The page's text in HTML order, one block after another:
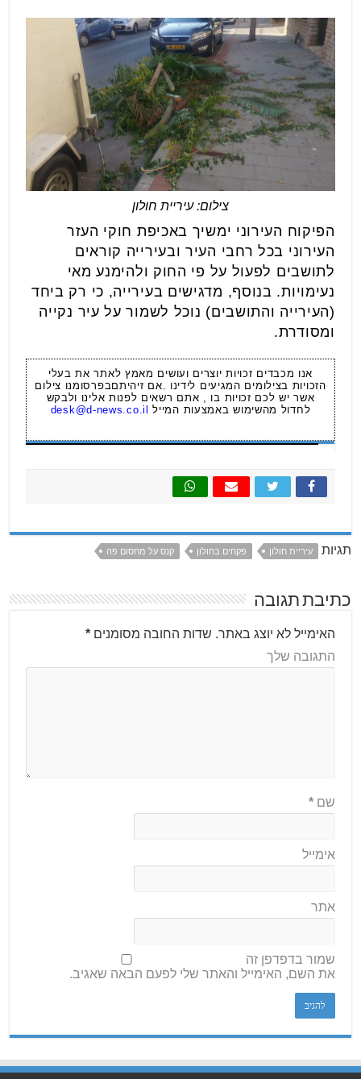
צילום: עיריית חולון
הפיקוח העירוני ימשיך באכיפת חוקי העזר
העירוני בכל רחבי העיר ובעירייה קוראים
לתושבים לפעול על פי החוק ולהימנע מאי
נעימויות. בנוסף, מדגישים בעירייה, כי רק ביחד
(העירייה והתושבים) נוכל לשמור על עיר נקייה
ומסודרת.
אנו מכבדים זכויות יוצרים ועושים מאמץ לאתר את בעלי
הזכויות בצילומים המגיעים לידינו .אם זיהיתםבפרסומנו צילום
אשר יש לכם זכויות בו , אתם רשאים לפנות אלינו ולבקש
לחדול מהשימוש באמצעות המייל
desk@d-news.co.il
תגיות עיריית חולון פקחים בחולון קנס על מחסום פה
כתיבת תגובה
האימייל לא יוצג באתר. שדות החובה מסומנים*
התגובה שלך
שם*
אימייל
אתר
שמור בדפדפן זה
את השם, האימייל והאתר שלי לפעם הבאה שאגיב.